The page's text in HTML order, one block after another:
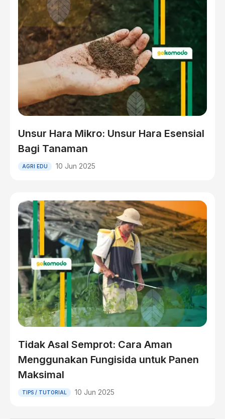
Unsur Hara Mikro: Unsur Hara Esensial
Bagi Tanaman
AGRI EDU 10 Jun 2025
Tidak Asal Semprot: Cara Aman
Menggunakan Fungisida untuk Panen
Maksimal
TIPS / TUTORIAL 10 Jun 2025